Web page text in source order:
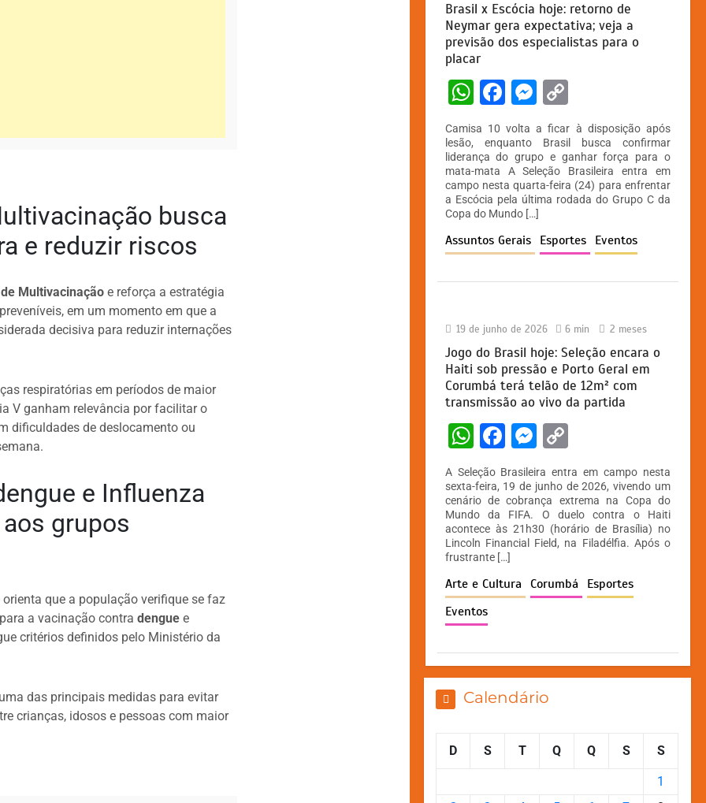
busca
e reduzir riscos
Multivacinaçãoe reforça a estratégia
em um momento em que a
decisiva para reduzir internações
respiratórias em períodos de maior
V ganham relevância por facilitar o
dificuldades de deslocamento ou
e Influenza
grupos
que a população verifique se faz
a vacinação contra denguee
critérios definidos pelo Ministério da
das principais medidas para evitar
crianças, idosos e pessoas com maior
Brasil x Escócia hoje: retorno de
Neymar gera expectativa; veja a
previsão dos especialistas para o
placar
W
at
s
A
p
p
F
c
e
b
o
o
M
e
s
s
e
n
g
C
o
p
y
Li
k
Camisa 10 volta a ficar à disposição após
lesão, enquanto Brasil busca confirmar
liderança do grupo e ganhar força para o
mata-mata A Seleção Brasileira entra em
campo nesta quarta-feira (24) para enfrentar
a Escócia pela última rodada do Grupo C da
Copa do Mundo […]
Assuntos Gerais Esportes Eventos
19 de junho de 2026 6 min 2 meses
Jogo do Brasil hoje: Seleção encara o
Haiti sob pressão e Porto Geral em
Corumbá terá telão de 12m² com
transmissão ao vivo da partida
W
h
at
s
A
p
p
F
a
c
e
b
o
o
M
s
s
e
g
C
p
y
Li
k
A Seleção Brasileira entra em campo nesta
sexta-feira, 19 de junho de 2026, vivendo um
cenário de cobrança extrema na Copa do
Mundo da FIFA. O duelo contra o Haiti
acontece às 21h30 (horário de Brasília) no
Lincoln Financial Field, na Filadélfia. Após o
frustrante […]
Arte e Cultura Corumbá
Esportes
Eventos
Calendário
D S T Q Q S S
1